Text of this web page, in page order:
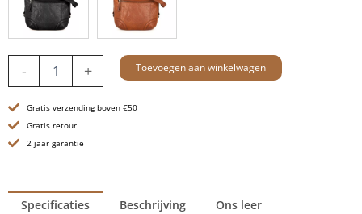
-
Schoudertas
Candee
-
Donkerbruin
+ Toevoegen aan winkelwagen
Gratis verzending boven €50
Gratis retour
2 jaar garantie
Specificaties Beschrijving Ons leer